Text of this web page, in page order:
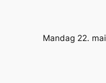
Mandag 22. mai